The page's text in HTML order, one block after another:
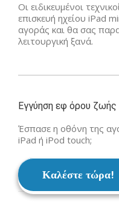
Οι ειδικευμένοι
επισκευή ηχείου iPad
αγοράς και θα σας
λειτουργική ξανά.
Εγγύηση εφ όρου ζωής
Έσπασε η οθόνη της
iPad ή iPod touch;
Καλέστε τώρα!